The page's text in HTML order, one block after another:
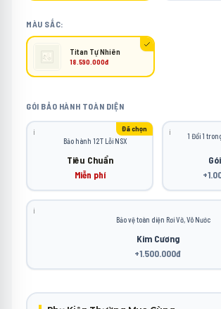
MÀU SẮC:
Titan Tự Nhiên
18.590.000đ
GÓI BẢO HÀNH TOÀN DIỆN
Đã chọn
ℹ️
Bảo hành 12T Lỗi NSX
Tiêu Chuẩn
Miễn phí
ℹ️
1 Đổi 1
ℹ️
Bảo vệ toàn diện Rơi Vỡ, Vô Nước
Kim Cương
+1.500.000đ